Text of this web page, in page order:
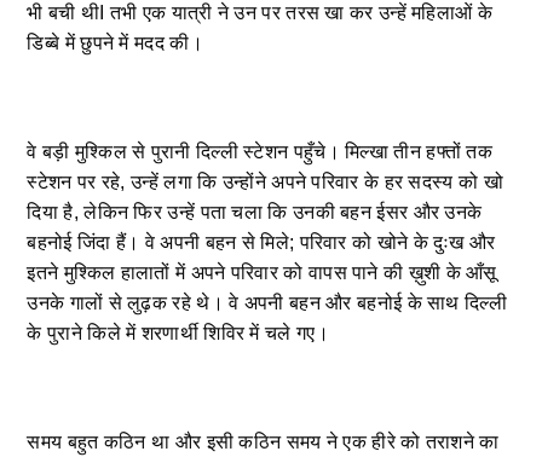
भी बची थीI तभी एक यात्री ने उन पर तरस खा कर उन्हें महिलाओं के
डिब्बे में छुपने में मदद की।
वे बड़ी मुश्किल से पुरानी दिल्ली स्टेशन पहुँचे। मिल्खा तीन हफ्तों तक
स्टेशन पर रहे, उन्हें लगा कि उन्होंने अपने परिवार के हर सदस्य को खो
दिया है, लेकिन फिर उन्हें पता चला कि उनकी बहन ईसर और उनके
बहनोई जिंदा हैं। वे अपनी बहन से मिले; परिवार को खोने के दुःख और
इतने मुश्किल हालातों में अपने परिवार को वापस पाने की ख़ुशी के आँसू
उनके गालों से लुढ़क रहे थे। वे अपनी बहन और बहनोई के साथ दिल्ली
के पुराने किले में शरणार्थी शिविर में चले गए।
समय बहुत कठिन था और इसी कठिन समय ने एक हीरे को तराशने का